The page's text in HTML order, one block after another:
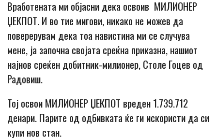
Вработената ми објасни дека освоив МИЛИОНЕР
ЏЕКПОТ. И во тие мигови, никако не можев да
поверерувам дека тоа навистина ми се случува
мене, ја започна својата среќна приказна, нашиот
најнов среќен добитник-милионер, Столе Гоцев од
Радовиш.
Тој освои МИЛИОНЕР ЏЕКПОТ вреден 1.739.712
денари. Парите од одбивката ќе ги искористи да си
купи нов стан.